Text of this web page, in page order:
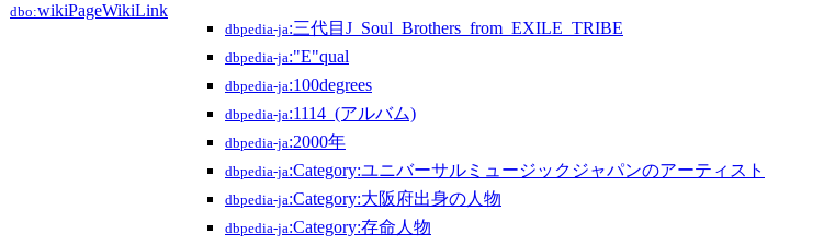
dbo:wikiPageWikiLink
dbpedia-ja:三代目J_Soul_Brothers_from_EXILE_TRIBE
dbpedia-ja:"E"qual
dbpedia-ja:100degrees
dbpedia-ja:1114_(アルバム)
dbpedia-ja:2000年
dbpedia-ja:Category:ユニバーサルミュージックジャパンのアーティスト
dbpedia-ja:Category:大阪府出身の人物
dbpedia-ja:Category:存命人物